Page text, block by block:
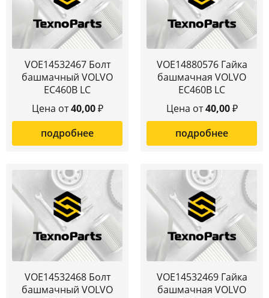
VOE14532467 Болт
башмачный VOLVO
EC460B LC
Цена от40,00₽
подробнее
VOE14880576 Гайка
башмачная VOLVO
EC460B LC
Цена от40,00₽
подробнее
VOE14532468 Болт
башмачный VOLVO
VOE14532469 Гайка
башмачная VOLVO